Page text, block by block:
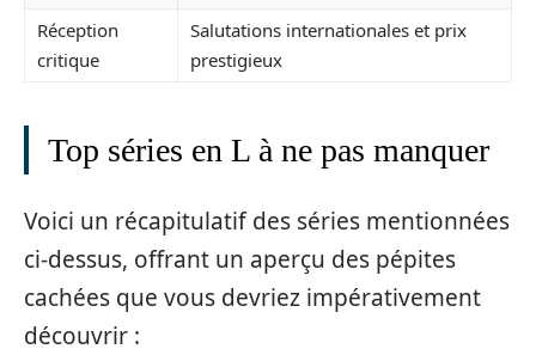
Réception
critique
Salutations internationales et prix
prestigieux
Top séries en L à ne pas manquer
Voici un récapitulatif des séries mentionnées
ci-dessus, offrant un aperçu des pépites
cachées que vous devriez impérativement
découvrir :